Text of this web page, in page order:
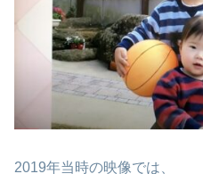
2019年当時の映像では、